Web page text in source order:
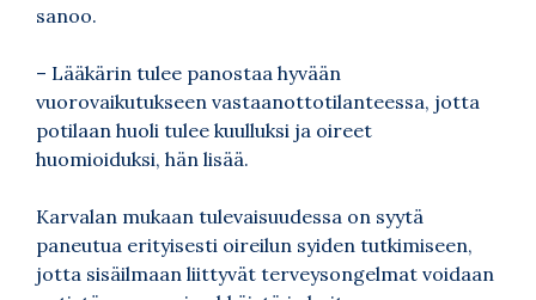
sanoo.
– Lääkärin tulee panostaa hyvään
vuorovaikutukseen vastaanottotilanteessa, jotta
potilaan huoli tulee kuulluksi ja oireet
huomioiduksi, hän lisää.
Karvalan mukaan tulevaisuudessa on syytä
paneutua erityisesti oireilun syiden tutkimiseen,
jotta sisäilmaan liittyvät terveysongelmat voidaan